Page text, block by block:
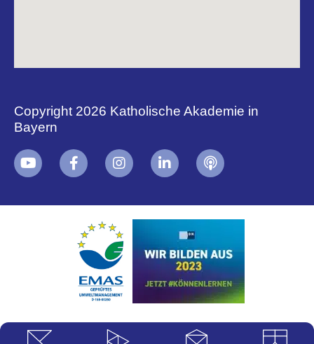
Copyright 2026 Katholische Akademie in
Bayern